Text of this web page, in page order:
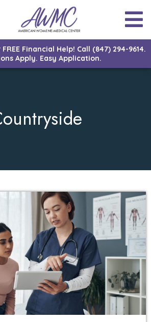
Financial Help! Call (847) 294-9614.
Apply. Easy Application.